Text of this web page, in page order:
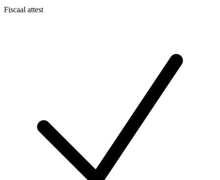
Fiscaal attest